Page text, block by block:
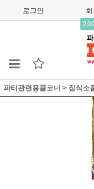
로그인
파티관련용품코너 > 장식소